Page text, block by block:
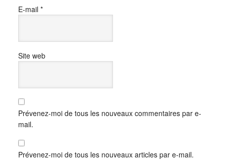
E-mail *
Site web
Prévenez-moi de tous les nouveaux commentaires par e-
mail.
Prévenez-moi de tous les nouveaux articles par e-mail.